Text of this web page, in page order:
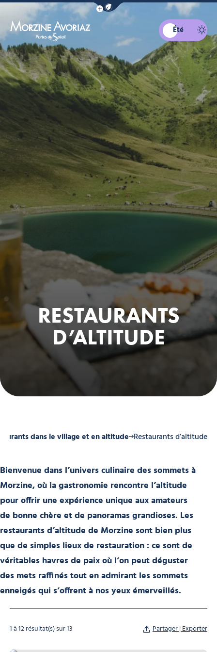
Afficher la barre de navigation du
Morzine Avoriaz
Été
RESTAURANTS
D’ALTITUDE
dans le village et en altitude Restaurants d’altitude
Bienvenue dans l’univers culinaire des sommets à
Morzine, où la gastronomie rencontre l’altitude
pour offrir une expérience unique aux amateurs
de bonne chère et de panoramas grandioses. Les
restaurants d’altitude de Morzine sont bien plus
que de simples lieux de restauration : ce sont de
véritables havres de paix où l’on peut déguster
des mets raffinés tout en admirant les sommets
enneigés qui s’offrent à nos yeux émerveillés.
1 à 12 résultat(s) sur 13 Partager | Exporter